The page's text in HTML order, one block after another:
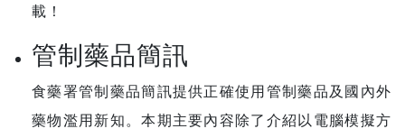
載！
管制藥品簡訊
食藥署管制藥品簡訊提供正確使用管制藥品及國內外
藥物濫用新知。本期主要內容除了介紹以電腦模擬方